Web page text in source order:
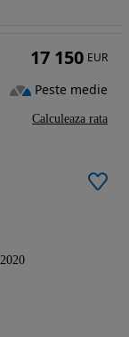
2020
17 150 EUR
Peste medie
Calculeaza rata